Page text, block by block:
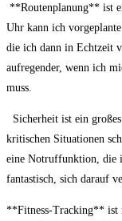
**Routenplanung** ist
Uhr kann ich vorgeplante
die ich ‌dann in Echtzeit
aufregender, wenn ich
muss.
Sicherheit ist ein
kritischen Situationen
eine Notruffunktion,‌ die
fantastisch, sich‌ darauf⁤
**Fitness-Tracking**​ ist